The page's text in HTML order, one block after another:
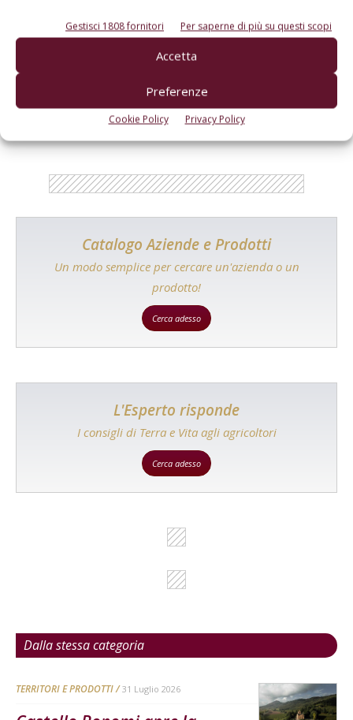
Gestisci 1808 fornitori Per saperne di più su questi scopi
Accetta
Preferenze
Cookie Policy Privacy Policy
Tecniche, prodotti e servizi dalle aziende
Catalogo Aziende e Prodotti
Un modo semplice per cercare un'azienda o un
prodotto!
Cerca adesso
L'Esperto risponde
I consigli di Terra e Vita agli agricoltori
Cerca adesso
Dalla stessa categoria
TERRITORI E PRODOTTI 31 Luglio 2026